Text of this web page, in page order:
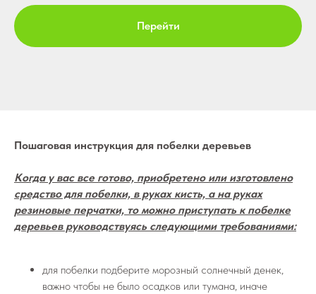
Перейти
Пошаговая инструкция для побелки деревьев
Когда у вас все готово, приобретено или изготовлено
средство для побелки, в руках кисть, а на руках
резиновые перчатки, то можно приступать к побелке
деревьев руководствуясь следующими требованиями:
для побелки подберите морозный солнечный денек,
важно чтобы не было осадков или тумана, иначе